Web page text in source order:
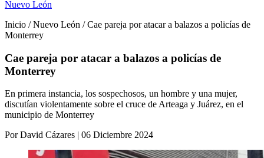
Nuevo León
Inicio / Nuevo León / Cae pareja por atacar a balazos a policías de
Monterrey
Cae pareja por atacar a balazos a policías de
Monterrey
En primera instancia, los sospechosos, un hombre y una mujer,
discutían violentamente sobre el cruce de Arteaga y Juárez, en el
municipio de Monterrey
Por David Cázares | 06 Diciembre 2024